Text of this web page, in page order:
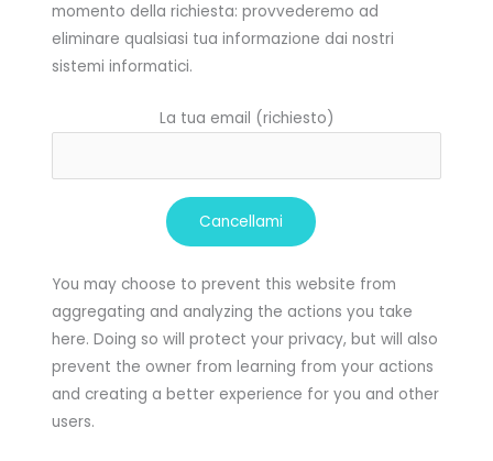
momento della richiesta: provvederemo ad
eliminare qualsiasi tua informazione dai nostri
sistemi informatici.
La tua email (richiesto)
You may choose to prevent this website from
aggregating and analyzing the actions you take
here. Doing so will protect your privacy, but will also
prevent the owner from learning from your actions
and creating a better experience for you and other
users.